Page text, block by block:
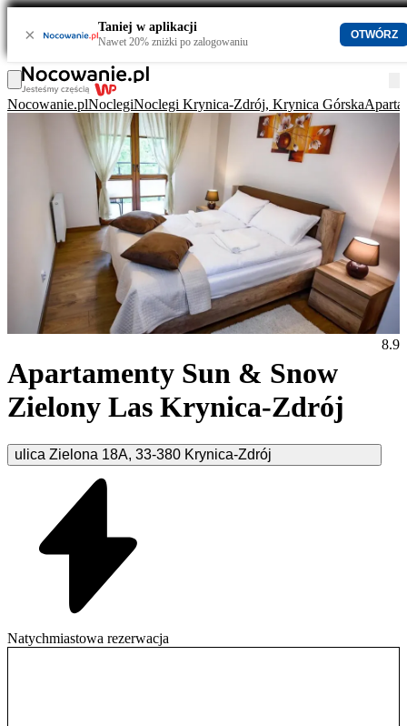
× Taniej w aplikacji
Nawet 20% zniżki po zalogowaniu
OTWÓRZ
Nocowanie.plNoclegiNoclegi Krynica-Zdrój, Krynica Górska
Apartamenty Sun & Snow
Zielony Las Krynica-Zdrój
ulica Zielona 18A, 33-380 Krynica-Zdrój
8.9
Natychmiastowa rezerwacja